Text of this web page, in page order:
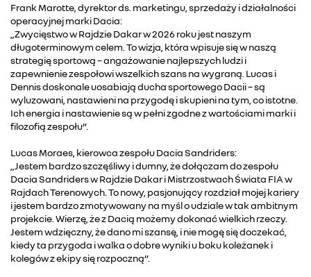
Frank Marotte, dyrektor ds. marketingu, sprzedaży i działalności
operacyjnej marki Dacia:
„Zwycięstwo w Rajdzie Dakar w 2026 roku jest naszym
długoterminowym celem. To wizja, która wpisuje się w naszą
strategię sportową – angażowanie najlepszych ludzi i
zapewnienie zespołowi wszelkich szans na wygraną. Lucas i
Dennis doskonale uosabiają ducha sportowego Dacii – są
wyluzowani, nastawieni na przygodę i skupieni na tym, co istotne.
Ich energia i nastawienie są w pełni zgodne z wartościami marki i
filozofią zespołu”.
Lucas Moraes, kierowca zespołu Dacia Sandriders:
„Jestem bardzo szczęśliwy i dumny, że dołączam do zespołu
Dacia Sandriders w Rajdzie Dakar i Mistrzostwach Świata FIA w
Rajdach Terenowych. To nowy, pasjonujący rozdział mojej kariery
i jestem bardzo zmotywowany na myśl o udziale w tak ambitnym
projekcie. Wierzę, że z Dacią możemy dokonać wielkich rzeczy.
Jestem wdzięczny, że dano mi szansę, i nie mogę się doczekać,
kiedy ta przygoda i walka o dobre wyniki u boku koleżanek i
kolegów z ekipy się rozpoczną”.